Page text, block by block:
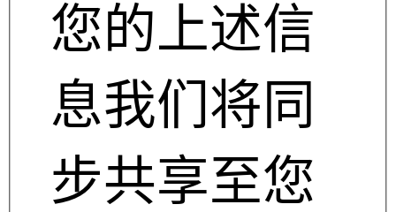
您的上述信
息我们将同
步共享至您